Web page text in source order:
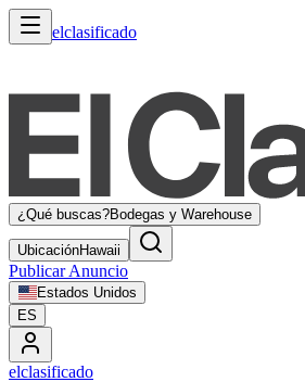
elclasificado
¿Qué buscas?Bodegas y Warehouse
UbicaciónHawaii
Publicar Anuncio
Estados Unidos
ES
elclasificado